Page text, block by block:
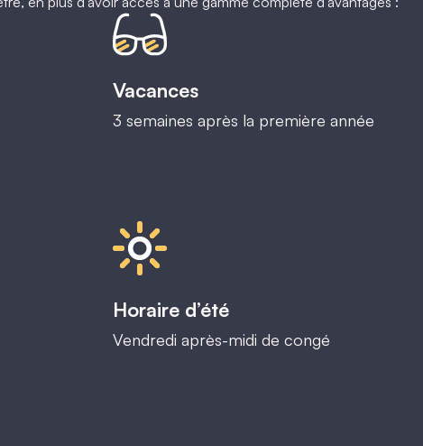
Vacances
3 semaines après la première année
Horaire d’été
Vendredi après-midi de congé